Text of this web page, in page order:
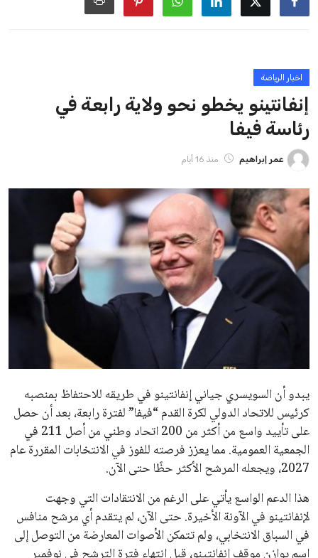
ايوا مصر
الاخبار الشائعة
إنفانتينو يخطو نحو ولاية رابعة في رئاسة فيفا
عمر إبراهيم
مستثمر هندي بريطاني يسعى لامتلاك حصة
عمر إبراهيم 22 يوليو 2026
تحقق من قهوتك المغشوشة 7 علامات تدل
على جودتها قبل أول رشفة
خالد فؤاد 18 يوليو 2026
القائمة البريدية